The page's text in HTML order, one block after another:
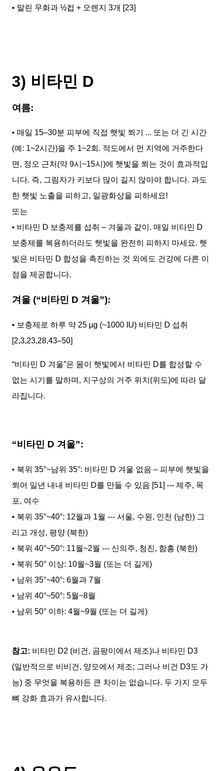
• 말린 무화과 ½컵 + 오렌지 3개 [23]
3) 비타민 D
여름:
• 매일 15–30분 피부에 직접 햇빛 쬐기 ... 또는 더 긴 시간
(예: 1~2시간)을 주 1~2회. 적도에서 먼 지역에 거주한다
면, 정오 근처(약 9시~15시)에 햇빛을 쬐는 것이 효과적입
니다. 즉, 그림자가 키보다 많이 길지 않아야 합니다. 과도
한 햇빛 노출을 피하고, 일광화상을 피하세요!
또는
• 비타민 D 보충제를 섭취 – 겨울과 같이. 매일 비타민 D
보충제를 복용하더라도 햇빛을 완전히 피하지 마세요. 햇
빛은 비타민 D 합성을 촉진하는 것 외에도 건강에 다른 이
점을 제공합니다.
겨울 (“비타민 D 겨울”):
• 보충제로 하루 약 25 µg (~1000 IU) 비타민 D 섭취
[2,3,23,28,43–50]
“비타민 D 겨울”은 몸이 햇빛에서 비타민 D를 합성할 수
없는 시기를 말하며, 지구상의 거주 위치(위도)에 따라 달
라집니다.
“비타민 D 겨울”:
• 북위 35°~남위 35°: 비타민 D 겨울 없음 – 피부에 햇빛을
쬐어 일년 내내 비타민 D를 만들 수 있음 [51] --- 제주, 목
포, 여수
• 북위 35°~40°: 12월과 1월 --- 서울, 수원, 인천 (남한) 그
리고 개성, 평양 (북한)
• 북위 40°~50°: 11월~2월 --- 신의주, 청진, 함흥 (북한)
• 북위 50° 이상: 10월~3월 (또는 더 길게)
• 남위 35°~40°: 6월과 7월
• 남위 40°~50°: 5월~8월
• 남위 50° 이하: 4월~9월 (또는 더 길게)
참고: 비타민 D2 (비건, 곰팡이에서 제조)나 비타민 D3
(일반적으로 비비건, 양모에서 제조; 그러나 비건 D3도 가
능) 중 무엇을 복용하든 큰 차이는 없습니다. 두 가지 모두
뼈 강화 효과가 유사합니다.